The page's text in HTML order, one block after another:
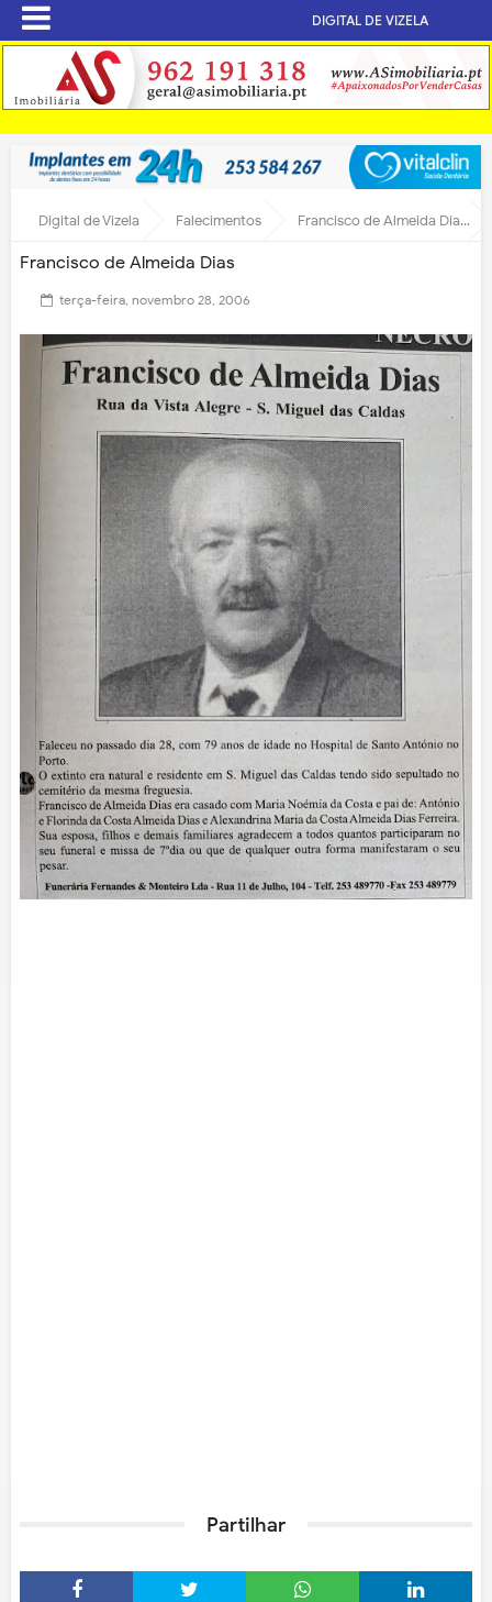
DIGITAL DE VIZELA
Digital de Vizela Falecimentos Francisco de Almeida Dias
Francisco de Almeida Dias
terça-feira, novembro 28, 2006
Partilhar